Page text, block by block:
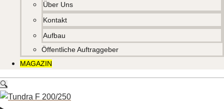
Über Uns
Kontakt
Aufbau
Öffentliche Auftraggeber
MAGAZIN
🔍